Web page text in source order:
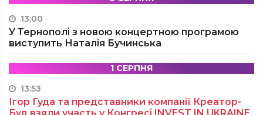
13:00
У Тернополі з новою концертною програмою
виступить Наталія Бучинська
1 СЕРПНЯ
13:53
Ігор Гуда та представники компанії Креатор-